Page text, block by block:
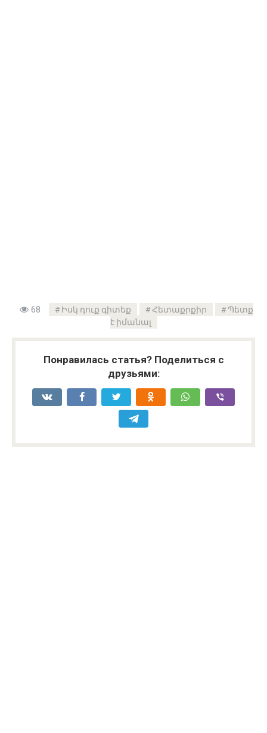
68 Իսկ դուք գիտեք Հետաքրքիր
Պետք
է իմանալ
Понравилась статья? Поделиться с
друзьями: